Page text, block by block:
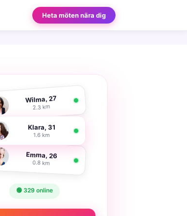
Heta möten nära dig
Wilma, 27
2.3 km
Klara, 31
1.6 km
Emma, 26
0.8 km
🟢 329 online